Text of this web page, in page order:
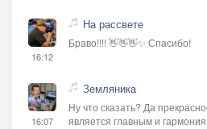
16:12
На рассвете
Браво!!!! 👋👋👋✨ Спасибо!
16:07
Земляника
Ну что сказать? Да
является главным и